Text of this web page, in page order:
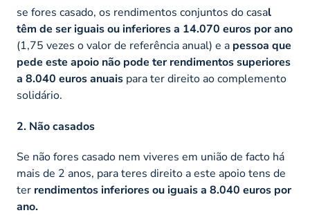
se fores casado, os rendimentos conjuntos do casal
têm de ser iguais ou inferiores a 14.070 euros por ano
(1,75 vezes o valor de referência anual) e a pessoa que
pede este apoio não pode ter rendimentos superiores
a 8.040 euros anuais para ter direito ao complemento
solidário.
2. Não casados
Se não fores casado nem viveres em união de facto há
mais de 2 anos, para teres direito a este apoio tens de
ter rendimentos inferiores ou iguais a 8.040 euros por
ano.